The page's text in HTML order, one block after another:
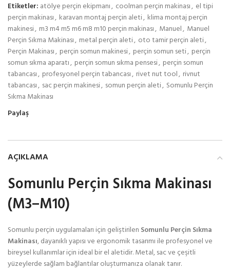
Etiketler: atölye perçin ekipmanı, coolman perçin makinası, el tipi
perçin makinası, karavan montaj perçin aleti, klima montaj perçin
makinesi, m3 m4 m5 m6 m8 m10 perçin makinası, Manuel, Manuel
Perçin Sıkma Makinası, metal perçin aleti, oto tamir perçin aleti,
Perçin Makinası, perçin somun makinesi, perçin somun seti, perçin
somun sıkma aparatı, perçin somun sıkma pensesi, perçin somun
tabancası, profesyonel perçin tabancası, rivet nut tool, rivnut
tabancası, sac perçin makinesi, somun perçin aleti, Somunlu Perçin
Sıkma Makinası
Paylaş
AÇIKLAMA
Somunlu Perçin Sıkma Makinası
(M3–M10)
Somunlu perçin uygulamaları için geliştirilen Somunlu Perçin Sıkma
Makinası, dayanıklı yapısı ve ergonomik tasarımı ile profesyonel ve
bireysel kullanımlar için ideal bir el aletidir. Metal, sac ve çeşitli
yüzeylerde sağlam bağlantılar oluşturmanıza olanak tanır.